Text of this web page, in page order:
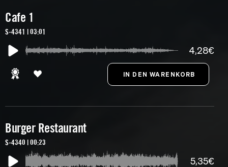
Cafe 1
S-4341 | 03:01
4,28€
Burger Restaurant
S-4340 | 00:23
5,35€